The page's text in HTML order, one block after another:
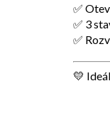
✅
✅ 3
✅
💛